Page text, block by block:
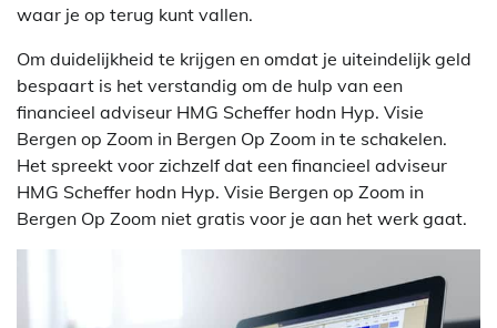
waar je op terug kunt vallen.
Om duidelijkheid te krijgen en omdat je uiteindelijk geld
bespaart is het verstandig om de hulp van een
financieel adviseur HMG Scheffer hodn Hyp. Visie
Bergen op Zoom in Bergen Op Zoom in te schakelen.
Het spreekt voor zichzelf dat een financieel adviseur
HMG Scheffer hodn Hyp. Visie Bergen op Zoom in
Bergen Op Zoom niet gratis voor je aan het werk gaat.